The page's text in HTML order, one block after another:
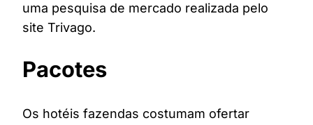
uma pesquisa de mercado realizada pelo
site Trivago.
Pacotes
Os hotéis fazendas costumam ofertar